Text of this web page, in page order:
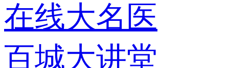
在线大名医
百城大讲堂